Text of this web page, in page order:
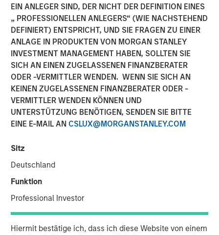
EIN ANLEGER SIND, DER NICHT DER DEFINITION EINES
„ PROFESSIONELLEN ANLEGERS“ (WIE NACHSTEHEND
DEFINIERT) ENTSPRICHT, UND SIE FRAGEN ZU EINER
ANLAGE IN PRODUKTEN VON MORGAN STANLEY
INVESTMENT MANAGEMENT HABEN, SOLLTEN SIE
SICH AN EINEN ZUGELASSENEN FINANZBERATER
ODER -VERMITTLER WENDEN. WENN SIE SICH AN
KEINEN ZUGELASSENEN FINANZBERATER ODER -
VERMITTLER WENDEN KÖNNEN UND
UNTERSTÜTZUNG BENÖTIGEN, SENDEN SIE BITTE
EINE E-MAIL AN CSLUX@MORGANSTANLEY.COM
Sitz
Deutschland
Funktion
Professional Investor
Hiermit bestätige ich, dass ich diese Website von einem
THE BEAT™ INSIGHTS
The BEAT: Investing
Outlook Brightens in
Second Half Amid U.S.
Policy Developments